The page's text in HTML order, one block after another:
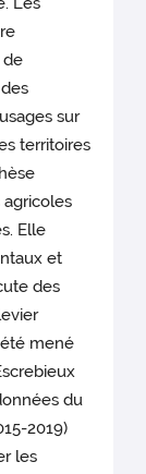
de
sur
territoires
agricoles
Elle
et
des
mené
du
2019)
les